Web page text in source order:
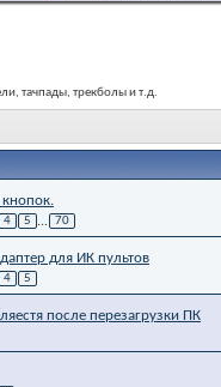
тачпады, трекболы и т.д.
4 5 ... 70
для ИК пультов
4 5
после перезагрузки ПК